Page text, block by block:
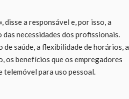
disse a responsável e, por isso, a
necessidades dos profissionais.
saúde, a flexibilidade de horários, a
os benefícios que os empregadores
para uso pessoal.